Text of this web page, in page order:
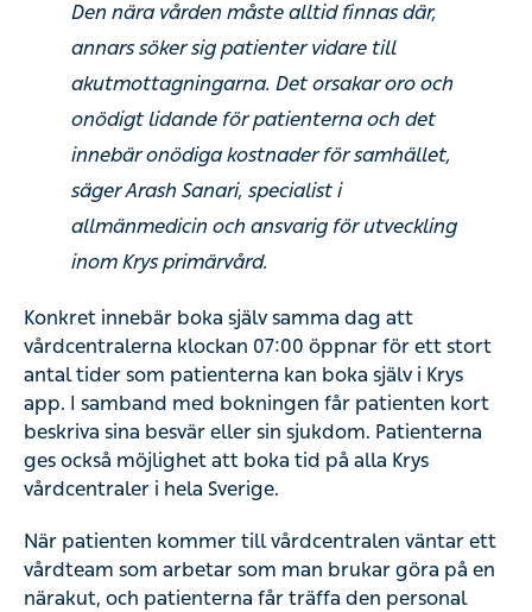
Den nära vården måste alltid finnas där,
annars söker sig patienter vidare till
akutmottagningarna. Det orsakar oro och
onödigt lidande för patienterna och det
innebär onödiga kostnader för samhället,
säger Arash Sanari, specialist i
allmänmedicin och ansvarig för utveckling
inom Krys primärvård.
Konkret innebär boka själv samma dag att
vårdcentralerna klockan 07:00 öppnar för ett stort
antal tider som patienterna kan boka själv i Krys
app. I samband med bokningen får patienten kort
beskriva sina besvär eller sin sjukdom. Patienterna
ges också möjlighet att boka tid på alla Krys
vårdcentraler i hela Sverige.
När patienten kommer till vårdcentralen väntar ett
vårdteam som arbetar som man brukar göra på en
närakut, och patienterna får träffa den personal